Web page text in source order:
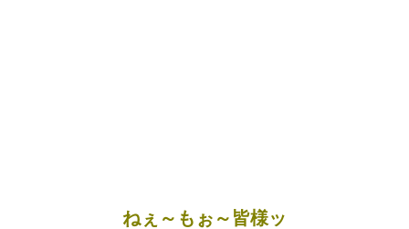
ねぇ～もぉ～皆様ッ